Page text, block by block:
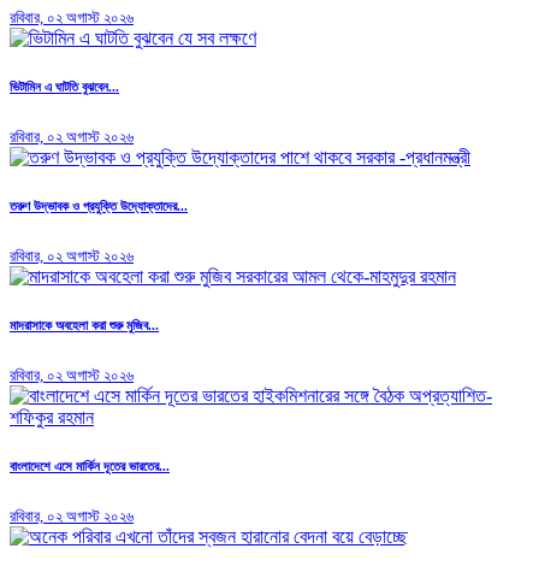
রবিবার, ০২ অগাস্ট ২০২৬
ভিটামিন এ ঘাটতি বুঝবেন...
রবিবার, ০২ অগাস্ট ২০২৬
তরুণ উদ্ভাবক ও প্রযুক্তি উদ্যোক্তাদের...
রবিবার, ০২ অগাস্ট ২০২৬
মাদরাসাকে অবহেলা করা শুরু মুজিব...
রবিবার, ০২ অগাস্ট ২০২৬
বাংলাদেশে এসে মার্কিন দূতের ভারতের...
রবিবার, ০২ অগাস্ট ২০২৬